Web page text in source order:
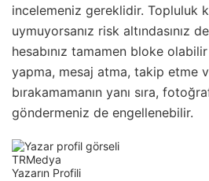
incelemeniz gereklidir. Topluluk
uymuyorsanız risk altındasınız
hesabınız tamamen bloke
yapma, mesaj atma, takip etme
bırakamamanın yanı sıra,
göndermeniz de engellenebilir.
TRMedya
Yazarın Profili